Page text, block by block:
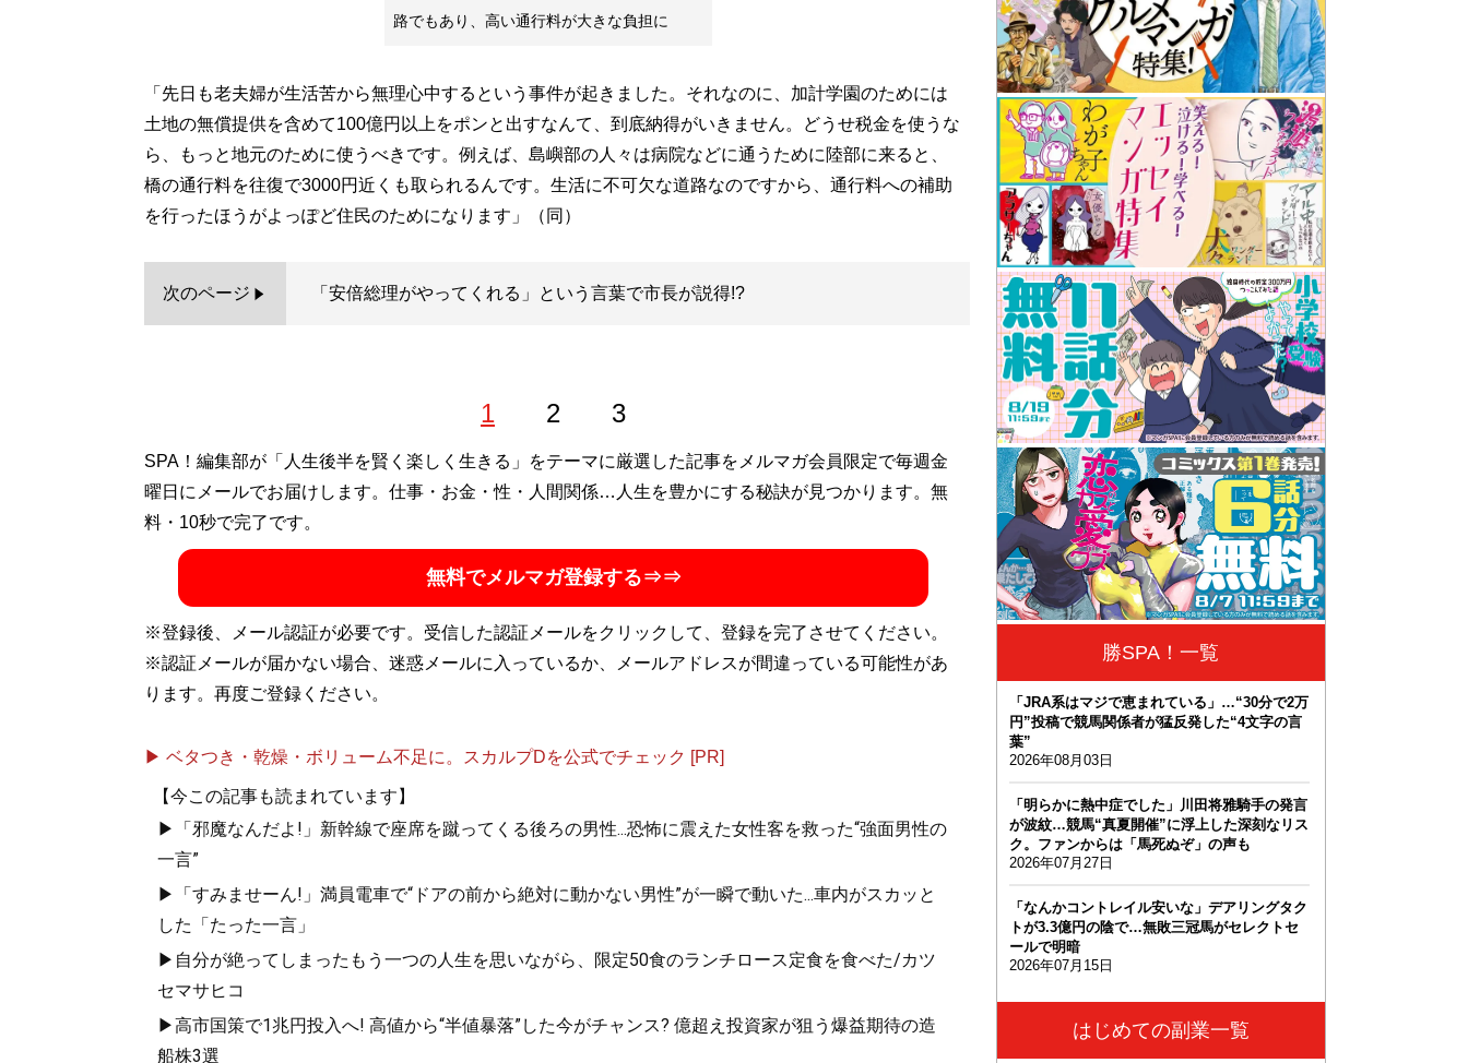
路でもあり、高い通行料が大きな負担に
「先日も老夫婦が生活苦から無理心中するという事件が起きました。それなのに、加計学園のためには
土地の無償提供を含めて100億円以上をポンと出すなんて、到底納得がいきません。どうせ税金を使うな
ら、もっと地元のために使うべきです。例えば、島嶼部の人々は病院などに通うために陸部に来ると、
橋の通行料を往復で3000円近くも取られるんです。生活に不可欠な道路なのですから、通行料への補助
を行ったほうがよっぽど住民のためになります」（同）
次のページ 「安倍総理がやってくれる」という言葉で市長が説得!?
1 2 3
SPA！編集部が「人生後半を賢く楽しく生きる」をテーマに厳選した記事をメルマガ会員限定で毎週金
曜日にメールでお届けします。仕事・お金・性・人間関係…人生を豊かにする秘訣が見つかります。無
料・10秒で完了です。
無料でメルマガ登録する⇒⇒
※登録後、メール認証が必要です。受信した認証メールをクリックして、登録を完了させてください。
※認証メールが届かない場合、迷惑メールに入っているか、メールアドレスが間違っている可能性があ
ります。再度ご登録ください。
▶ ベタつき・乾燥・ボリューム不足に。スカルプDを公式でチェック [PR]
【今この記事も読まれています】
▶「邪魔なんだよ!」新幹線で座席を蹴ってくる後ろの男性...恐怖に震えた女性客を救った“強面男性の
一言”
▶「すみませーん!」満員電車で“ドアの前から絶対に動かない男性”が一瞬で動いた...車内がスカッと
した「たった一言」
▶自分が絶ってしまったもう一つの人生を思いながら、限定50食のランチロース定食を食べた/カツ
セマサヒコ
▶高市国策で1兆円投入へ! 高値から“半値暴落”した今がチャンス? 億超え投資家が狙う爆益期待の造
船株3選
勝SPA！一覧
「JRA系はマジで恵まれている」…“30分で2万
円”投稿で競馬関係者が猛反発した“4文字の言
葉”
2026年08月03日
「明らかに熱中症でした」川田将雅騎手の発言
が波紋…競馬“真夏開催”に浮上した深刻なリス
ク。ファンからは「馬死ぬぞ」の声も
2026年07月27日
「なんかコントレイル安いな」デアリングタク
トが3.3億円の陰で…無敗三冠馬がセレクトセ
ールで明暗
2026年07月15日
はじめての副業一覧